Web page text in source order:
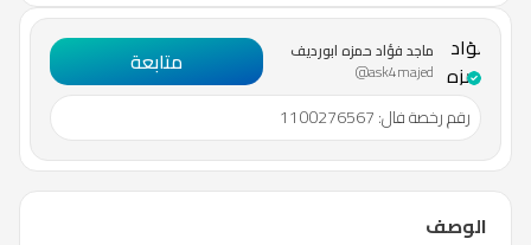
ماجد
فؤاد
حمزه
ابورديف
ماجد فؤاد حمزه ابورديف
@ask4majed متابعة
رقم رخصة فال:
1100276567
الوصف